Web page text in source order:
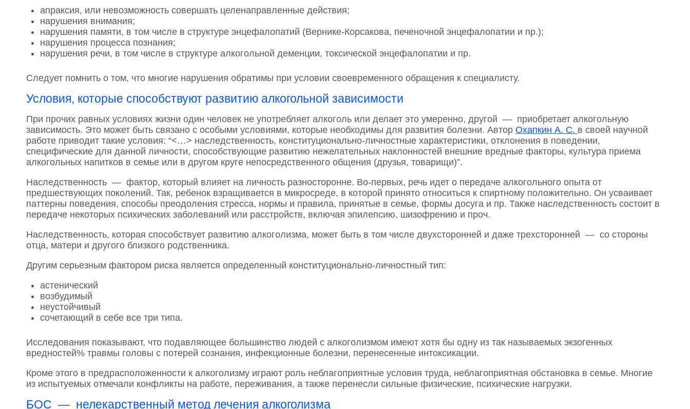
апраксия, или невозможность совершать целенаправленные действия;
нарушения внимания;
нарушения памяти, в том числе в структуре энцефалопатий (Вернике-Корсакова, печеночной энцефалопатии и пр.);
нарушения процесса познания;
нарушения речи, в том числе в структуре алкогольной деменции, токсической энцефалопатии и пр.
Следует помнить о том, что многие нарушения обратимы при условии своевременного обращения к специалисту.
Условия, которые способствуют развитию алкогольной зависимости
При прочих равных условиях жизни один человек не употребляет алкоголь или делает это умеренно, другой — приобретает алкогольную
зависимость. Это может быть связано с особыми условиями, которые необходимы для развития болезни. Автор Охапкин А. С. в своей научной
работе приводит такие условия: “<…> наследственность, конституционально-личностные характеристики, отклонения в поведении,
специфические для данной личности, способствующие развитию нежелательных наклонностей внешние вредные факторы, культура приема
алкогольных напитков в семье или в другом круге непосредственного общения (друзья, товарищи)”.
Наследственность — фактор, который влияет на личность разносторонне. Во-первых, речь идет о передаче алкогольного опыта от
предшествующих поколений. Так, ребенок взращивается в микросреде, в которой принято относиться к спиртному положительно. Он усваивает
паттерны поведения, способы преодоления стресса, нормы и правила, принятые в семье, формы досуга и пр. Также наследственность состоит в
передаче некоторых психических заболеваний или расстройств, включая эпилепсию, шизофрению и проч.
Наследственность, которая способствует развитию алкоголизма, может быть в том числе двухсторонней и даже трехсторонней — со стороны
отца, матери и другого близкого родственника.
Другим серьезным фактором риска является определенный конституционально-личностный тип:
астенический
возбудимый
неустойчивый
сочетающий в себе все три типа.
Исследования показывают, что подавляющее большинство людей с алкоголизмом имеют хотя бы одну из так называемых экзогенных
вредностей% травмы головы с потерей сознания, инфекционные болезни, перенесенные интоксикации.
Кроме этого в предрасположенности к алкоголизму играют роль неблагоприятные условия труда, неблагоприятная обстановка в семье. Многие
из испытуемых отмечали конфликты на работе, переживания, а также перенесли сильные физические, психические нагрузки.
БОС — нелекарственный метод лечения алкоголизма